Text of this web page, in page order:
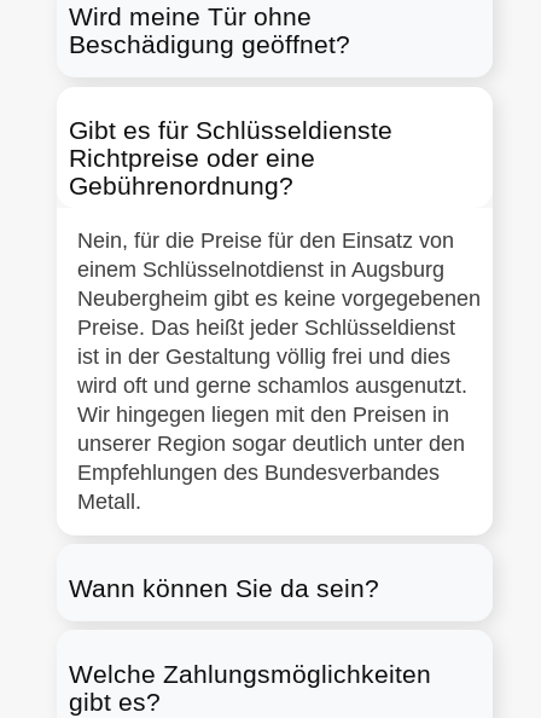
Wird meine Tür ohne
Beschädigung geöffnet?
Gibt es für Schlüsseldienste
Richtpreise oder eine
Gebührenordnung?
Nein, für die Preise für den Einsatz von
einem Schlüsselnotdienst in Augsburg
Neubergheim gibt es keine vorgegebenen
Preise. Das heißt jeder Schlüsseldienst
ist in der Gestaltung völlig frei und dies
wird oft und gerne schamlos ausgenutzt.
Wir hingegen liegen mit den Preisen in
unserer Region sogar deutlich unter den
Empfehlungen des Bundesverbandes
Metall.
Wann können Sie da sein?
Welche Zahlungsmöglichkeiten
gibt es?